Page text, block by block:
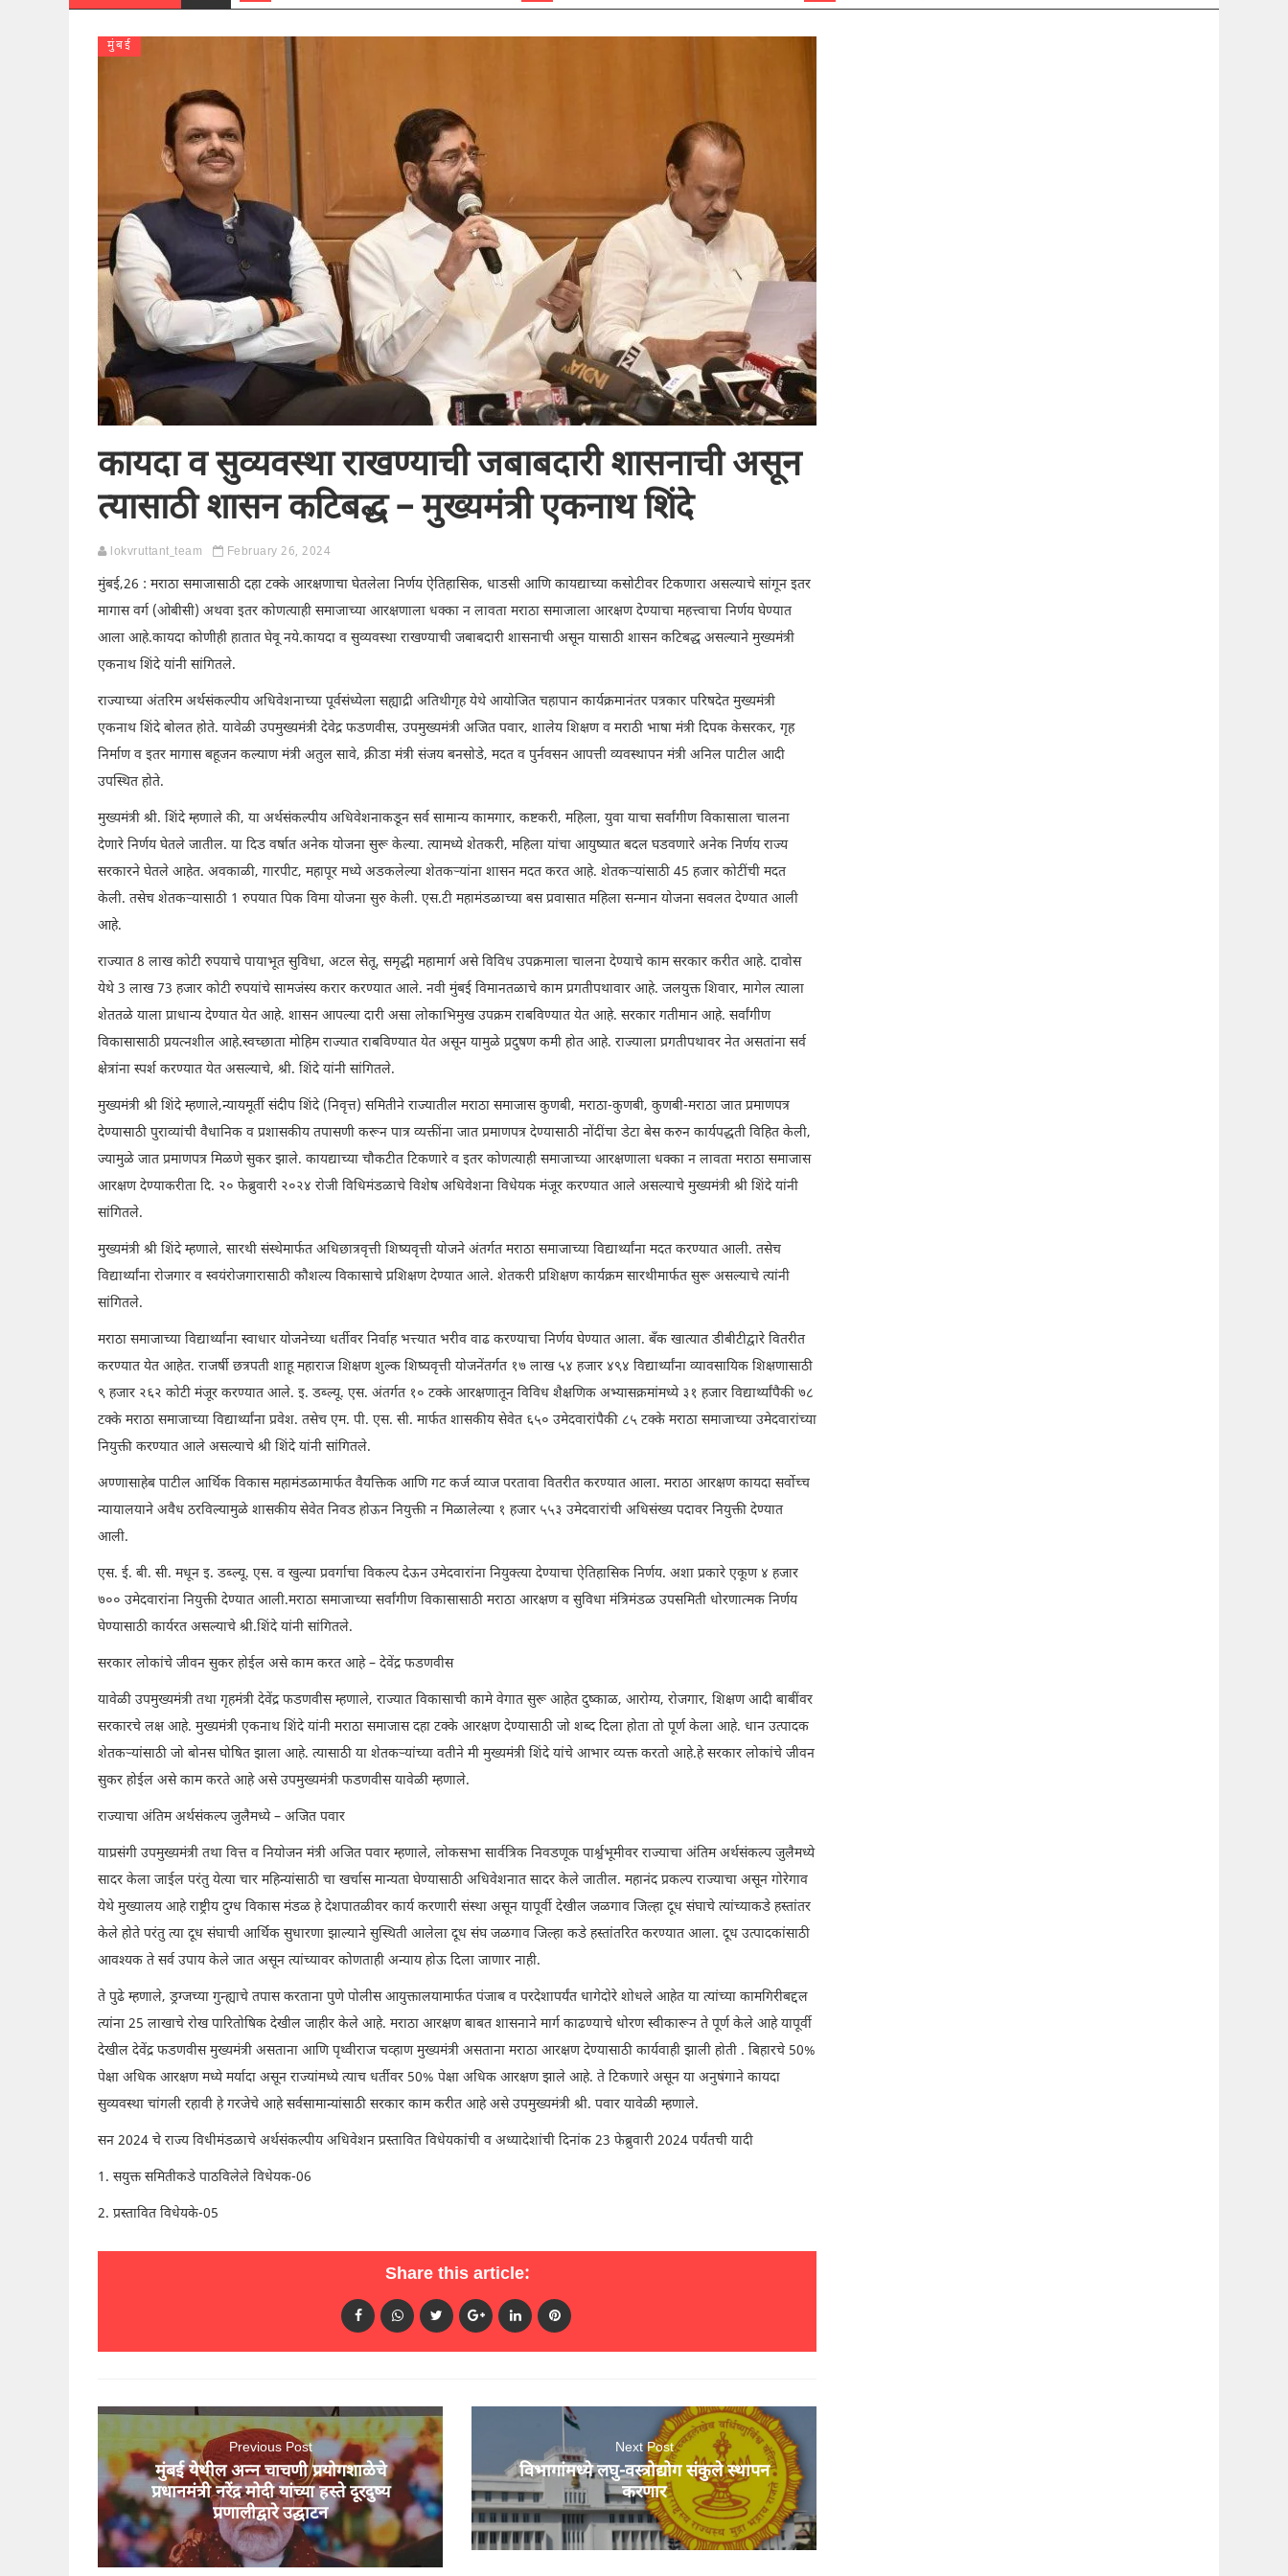
मुंबई
कायदा व सुव्यवस्था राखण्याची जबाबदारी शासनाची असून
त्यासाठी शासन कटिबद्ध – मुख्यमंत्री एकनाथ शिंदे
lokvruttant_team February 26, 2024
मुंबई,26 : मराठा समाजासाठी दहा टक्के आरक्षणाचा घेतलेला निर्णय ऐतिहासिक, धाडसी आणि कायद्याच्या कसोटीवर टिकणारा असल्याचे सांगून इतर
मागास वर्ग (ओबीसी) अथवा इतर कोणत्याही समाजाच्या आरक्षणाला धक्का न लावता मराठा समाजाला आरक्षण देण्याचा महत्त्वाचा निर्णय घेण्यात
आला आहे.कायदा कोणीही हातात घेवू नये.कायदा व सुव्यवस्था राखण्याची जबाबदारी शासनाची असून यासाठी शासन कटिबद्ध असल्याने मुख्यमंत्री
एकनाथ शिंदे यांनी सांगितले.
राज्याच्या अंतरिम अर्थसंकल्पीय अधिवेशनाच्या पूर्वसंध्येला सह्याद्री अतिथीगृह येथे आयोजित चहापान कार्यक्रमानंतर पत्रकार परिषदेत मुख्यमंत्री
एकनाथ शिंदे बोलत होते. यावेळी उपमुख्यमंत्री देवेद्र फडणवीस, उपमुख्यमंत्री अजित पवार, शालेय शिक्षण व मराठी भाषा मंत्री दिपक केसरकर, गृह
निर्माण व इतर मागास बहूजन कल्याण मंत्री अतुल सावे, क्रीडा मंत्री संजय बनसोडे, मदत व पुर्नवसन आपत्ती व्यवस्थापन मंत्री अनिल पाटील आदी
उपस्थित होते.
मुख्यमंत्री श्री. शिंदे म्हणाले की, या अर्थसंकल्पीय अधिवेशनाकडून सर्व सामान्य कामगार, कष्टकरी, महिला, युवा याचा सर्वांगीण विकासाला चालना
देणारे निर्णय घेतले जातील. या दिड वर्षात अनेक योजना सुरू केल्या. त्यामध्ये शेतकरी, महिला यांचा आयुष्यात बदल घडवणारे अनेक निर्णय राज्य
सरकारने घेतले आहेत. अवकाळी, गारपीट, महापूर मध्ये अडकलेल्या शेतकऱ्यांना शासन मदत करत आहे. शेतकऱ्यांसाठी 45 हजार कोटींची मदत
केली. तसेच शेतकऱ्यासाठी 1 रुपयात पिक विमा योजना सुरु केली. एस.टी महामंडळाच्या बस प्रवासात महिला सन्मान योजना सवलत देण्यात आली
आहे.
राज्यात 8 लाख कोटी रुपयाचे पायाभूत सुविधा, अटल सेतू, समृद्धी महामार्ग असे विविध उपक्रमाला चालना देण्याचे काम सरकार करीत आहे. दावोस
येथे 3 लाख 73 हजार कोटी रुपयांचे सामजंस्य करार करण्यात आले. नवी मुंबई विमानतळाचे काम प्रगतीपथावार आहे. जलयुक्त शिवार, मागेल त्याला
शेततळे याला प्राधान्य देण्यात येत आहे. शासन आपल्या दारी असा लोकाभिमुख उपक्रम राबविण्यात येत आहे. सरकार गतीमान आहे. सर्वांगीण
विकासासाठी प्रयत्नशील आहे.स्वच्छाता मोहिम राज्यात राबविण्यात येत असून यामुळे प्रदुषण कमी होत आहे. राज्याला प्रगतीपथावर नेत असतांना सर्व
क्षेत्रांना स्पर्श करण्यात येत असल्याचे, श्री. शिंदे यांनी सांगितले.
मुख्यमंत्री श्री शिंदे म्हणाले,न्यायमूर्ती संदीप शिंदे (निवृत्त) समितीने राज्यातील मराठा समाजास कुणबी, मराठा-कुणबी, कुणबी-मराठा जात प्रमाणपत्र
देण्यासाठी पुराव्यांची वैधानिक व प्रशासकीय तपासणी करून पात्र व्यक्तींना जात प्रमाणपत्र देण्यासाठी नोंदींचा डेटा बेस करुन कार्यपद्धती विहित केली,
ज्यामुळे जात प्रमाणपत्र मिळणे सुकर झाले. कायद्याच्या चौकटीत टिकणारे व इतर कोणत्याही समाजाच्या आरक्षणाला धक्का न लावता मराठा समाजास
आरक्षण देण्याकरीता दि. २० फेब्रुवारी २०२४ रोजी विधिमंडळाचे विशेष अधिवेशना विधेयक मंजूर करण्यात आले असल्याचे मुख्यमंत्री श्री शिंदे यांनी
सांगितले.
मुख्यमंत्री श्री शिंदे म्हणाले, सारथी संस्थेमार्फत अधिछात्रवृत्ती शिष्यवृत्ती योजने अंतर्गत मराठा समाजाच्या विद्यार्थ्यांना मदत करण्यात आली. तसेच
विद्यार्थ्यांना रोजगार व स्वयंरोजगारासाठी कौशल्य विकासाचे प्रशिक्षण देण्यात आले. शेतकरी प्रशिक्षण कार्यक्रम सारथीमार्फत सुरू असल्याचे त्यांनी
सांगितले.
मराठा समाजाच्या विद्यार्थ्यांना स्वाधार योजनेच्या धर्तीवर निर्वाह भत्त्यात भरीव वाढ करण्याचा निर्णय घेण्यात आला. बँक खात्यात डीबीटीद्वारे वितरीत
करण्यात येत आहेत. राजर्षी छत्रपती शाहू महाराज शिक्षण शुल्क शिष्यवृत्ती योजनेंतर्गत १७ लाख ५४ हजार ४९४ विद्यार्थ्यांना व्यावसायिक शिक्षणासाठी
९ हजार २६२ कोटी मंजूर करण्यात आले. इ. डब्ल्यू. एस. अंतर्गत १० टक्के आरक्षणातून विविध शैक्षणिक अभ्यासक्रमांमध्ये ३१ हजार विद्यार्थ्यांपैकी ७८
टक्के मराठा समाजाच्या विद्यार्थ्यांना प्रवेश. तसेच एम. पी. एस. सी. मार्फत शासकीय सेवेत ६५० उमेदवारांपैकी ८५ टक्के मराठा समाजाच्या उमेदवारांच्या
नियुक्ती करण्यात आले असल्याचे श्री शिंदे यांनी सांगितले.
अण्णासाहेब पाटील आर्थिक विकास महामंडळामार्फत वैयक्तिक आणि गट कर्ज व्याज परतावा वितरीत करण्यात आला. मराठा आरक्षण कायदा सर्वोच्च
न्यायालयाने अवैध ठरविल्यामुळे शासकीय सेवेत निवड होऊन नियुक्ती न मिळालेल्या १ हजार ५५३ उमेदवारांची अधिसंख्य पदावर नियुक्ती देण्यात
आली.
एस. ई. बी. सी. मधून इ. डब्ल्यू. एस. व खुल्या प्रवर्गाचा विकल्प देऊन उमेदवारांना नियुक्त्या देण्याचा ऐतिहासिक निर्णय. अशा प्रकारे एकूण ४ हजार
७०० उमेदवारांना नियुक्ती देण्यात आली.⁠मराठा समाजाच्या सर्वांगीण विकासासाठी मराठा आरक्षण व सुविधा मंत्रिमंडळ उपसमिती धोरणात्मक निर्णय
घेण्यासाठी कार्यरत असल्याचे श्री.शिंदे यांनी सांगितले.
सरकार लोकांचे जीवन सुकर होईल असे काम करत आहे – देवेंद्र फडणवीस
यावेळी उपमुख्यमंत्री तथा गृहमंत्री देवेंद्र फडणवीस म्हणाले, राज्यात विकासाची कामे वेगात सुरू आहेत दुष्काळ, आरोग्य, रोजगार, शिक्षण आदी बाबींवर
सरकारचे लक्ष आहे. मुख्यमंत्री एकनाथ शिंदे यांनी मराठा समाजास दहा टक्के आरक्षण देण्यासाठी जो शब्द दिला होता तो पूर्ण केला आहे. धान उत्पादक
शेतकऱ्यांसाठी जो बोनस घोषित झाला आहे. त्यासाठी या शेतकऱ्यांच्या वतीने मी मुख्यमंत्री शिंदे यांचे आभार व्यक्त करतो आहे.हे सरकार लोकांचे जीवन
सुकर होईल असे काम करते आहे असे उपमुख्यमंत्री फडणवीस यावेळी म्हणाले.
राज्याचा अंतिम अर्थसंकल्प जुलैमध्ये – अजित पवार
याप्रसंगी उपमुख्यमंत्री तथा वित्त व नियोजन मंत्री अजित पवार म्हणाले, लोकसभा सार्वत्रिक निवडणूक पार्श्वभूमीवर राज्याचा अंतिम अर्थसंकल्प जुलैमध्ये
सादर केला जाईल परंतु येत्या चार महिन्यांसाठी चा खर्चास मान्यता घेण्यासाठी अधिवेशनात सादर केले जातील. महानंद प्रकल्प राज्याचा असून गोरेगाव
येथे मुख्यालय आहे राष्ट्रीय दुग्ध विकास मंडळ हे देशपातळीवर कार्य करणारी संस्था असून यापूर्वी देखील जळगाव जिल्हा दूध संघाचे त्यांच्याकडे हस्तांतर
केले होते परंतु त्या दूध संघाची आर्थिक सुधारणा झाल्याने सुस्थिती आलेला दूध संघ जळगाव जिल्हा कडे हस्तांतरित करण्यात आला. दूध उत्पादकांसाठी
आवश्यक ते सर्व उपाय केले जात असून त्यांच्यावर कोणताही अन्याय होऊ दिला जाणार नाही.
ते पुढे म्हणाले, ड्रग्जच्या गुन्ह्याचे तपास करताना पुणे पोलीस आयुक्तालयामार्फत पंजाब व परदेशापर्यंत धागेदोरे शोधले आहेत या त्यांच्या कामगिरीबद्दल
त्यांना 25 लाखाचे रोख पारितोषिक देखील जाहीर केले आहे. मराठा आरक्षण बाबत शासनाने मार्ग काढण्याचे धोरण स्वीकारून ते पूर्ण केले आहे यापूर्वी
देखील देवेंद्र फडणवीस मुख्यमंत्री असताना आणि पृथ्वीराज चव्हाण मुख्यमंत्री असताना मराठा आरक्षण देण्यासाठी कार्यवाही झाली होती . बिहारचे 50%
पेक्षा अधिक आरक्षण मध्ये मर्यादा असून राज्यांमध्ये त्याच धर्तीवर 50% पेक्षा अधिक आरक्षण झाले आहे. ते टिकणारे असून या अनुषंगाने कायदा
सुव्यवस्था चांगली रहावी हे गरजेचे आहे सर्वसामान्यांसाठी सरकार काम करीत आहे असे उपमुख्यमंत्री श्री. पवार यावेळी म्हणाले.
सन 2024 चे राज्य विधीमंडळाचे अर्थसंकल्पीय अधिवेशन प्रस्तावित विधेयकांची व अध्यादेशांची दिनांक 23 फेब्रुवारी 2024 पर्यंतची यादी
1. सयुक्त समितीकडे पाठविलेले विधेयक-06
2. प्रस्तावित विधेयके-05
Share this article:
Previous Post
मुंबई येथील अन्न चाचणी प्रयोगशाळेचे
प्रधानमंत्री नरेंद्र मोदी यांच्या हस्ते दूरदुष्य
प्रणालीद्वारे उद्घाटन
Next Post
विभागांमध्ये लघु-वस्त्रोद्योग संकुले स्थापन
करणार